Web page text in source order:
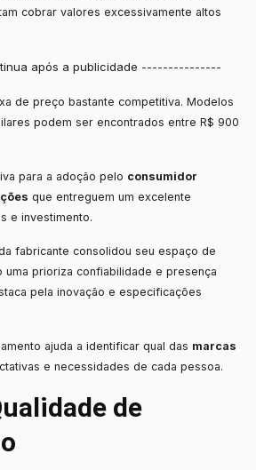
cobrar valores excessivamente altos
após a publicidade ---------------
de preço bastante competitiva. Modelos
podem ser encontrados entre R$ 900
para a adoção pelo consumidor
que entreguem um excelente
e investimento.
fabricante consolidou seu espaço de
uma prioriza confiabilidade e presença
pela inovação e especificações
ajuda a identificar qual das marcas
e necessidades de cada pessoa.
de